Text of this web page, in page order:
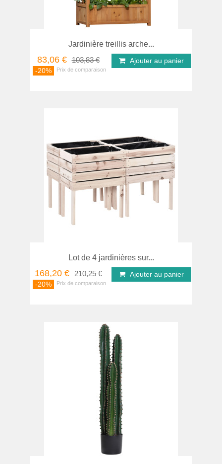
Jardinière treillis arche...
83,06 € 103,83 €
-20%
Ajouter au panier
Lot de 4 jardinières sur...
168,20 € 210,25 €
-20%
Ajouter au panier